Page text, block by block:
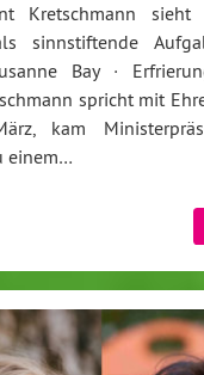
Kretschmann sieht
sinnstiftende
Bay ·
spricht mit
kam
einem…